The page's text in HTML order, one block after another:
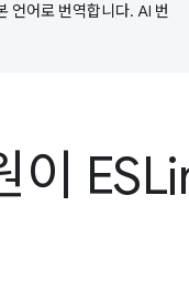
언어로 번역합니다. AI 번
이